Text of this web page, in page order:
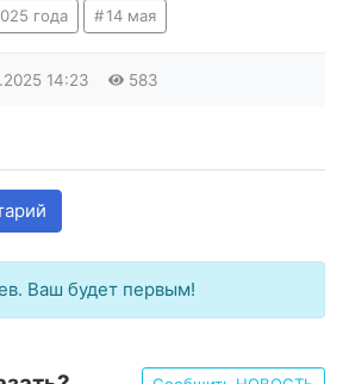
года 14 мая
14:23 583
Ваш будет первым!